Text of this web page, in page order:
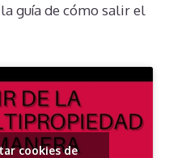
guía de cómo salir el
cookies de